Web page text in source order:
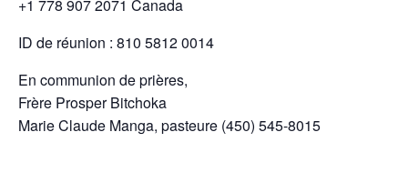
+1 778 907 2071 Canada
ID de réunion : 810 5812 0014
En communion de prières,
Frère Prosper Bitchoka
Marie Claude Manga, pasteure (450) 545-8015